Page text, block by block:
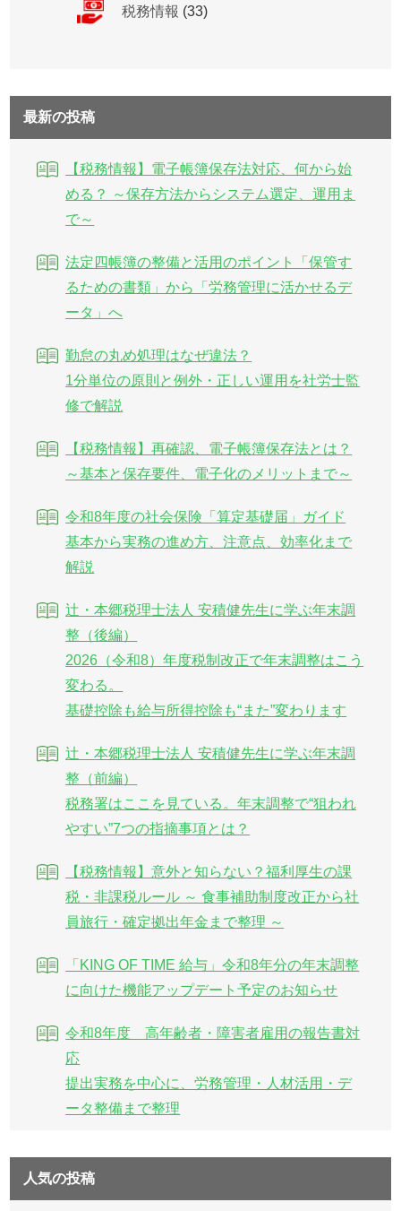
税務情報 (33)
最新の投稿
【税務情報】電子帳簿保存法対応、何から始
める？ ～保存方法からシステム選定、運用ま
で～
法定四帳簿の整備と活用のポイント「保管す
るための書類」から「労務管理に活かせるデ
ータ」へ
勤怠の丸め処理はなぜ違法？
1分単位の原則と例外・正しい運用を社労士監
修で解説
【税務情報】再確認、電子帳簿保存法とは？
～基本と保存要件、電子化のメリットまで～
令和8年度の社会保険「算定基礎届」ガイド
基本から実務の進め方、注意点、効率化まで
解説
辻・本郷税理士法人 安積健先生に学ぶ年末調
整（後編）
2026（令和8）年度税制改正で年末調整はこう
変わる。
基礎控除も給与所得控除も“また”変わります
辻・本郷税理士法人 安積健先生に学ぶ年末調
整（前編）
税務署はここを見ている。年末調整で“狙われ
やすい”7つの指摘事項とは？
【税務情報】意外と知らない？福利厚生の課
税・非課税ルール ～ 食事補助制度改正から社
員旅行・確定拠出年金まで整理 ～
「KING OF TIME 給与」令和8年分の年末調整
に向けた機能アップデート予定のお知らせ
令和8年度 高年齢者・障害者雇用の報告書対
応
提出実務を中心に、労務管理・人材活用・デ
ータ整備まで整理
人気の投稿